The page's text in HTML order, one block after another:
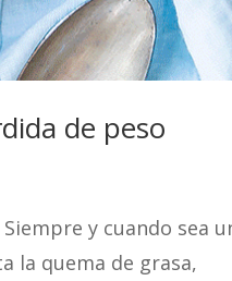
de peso
y cuando sea
la quema de grasa,